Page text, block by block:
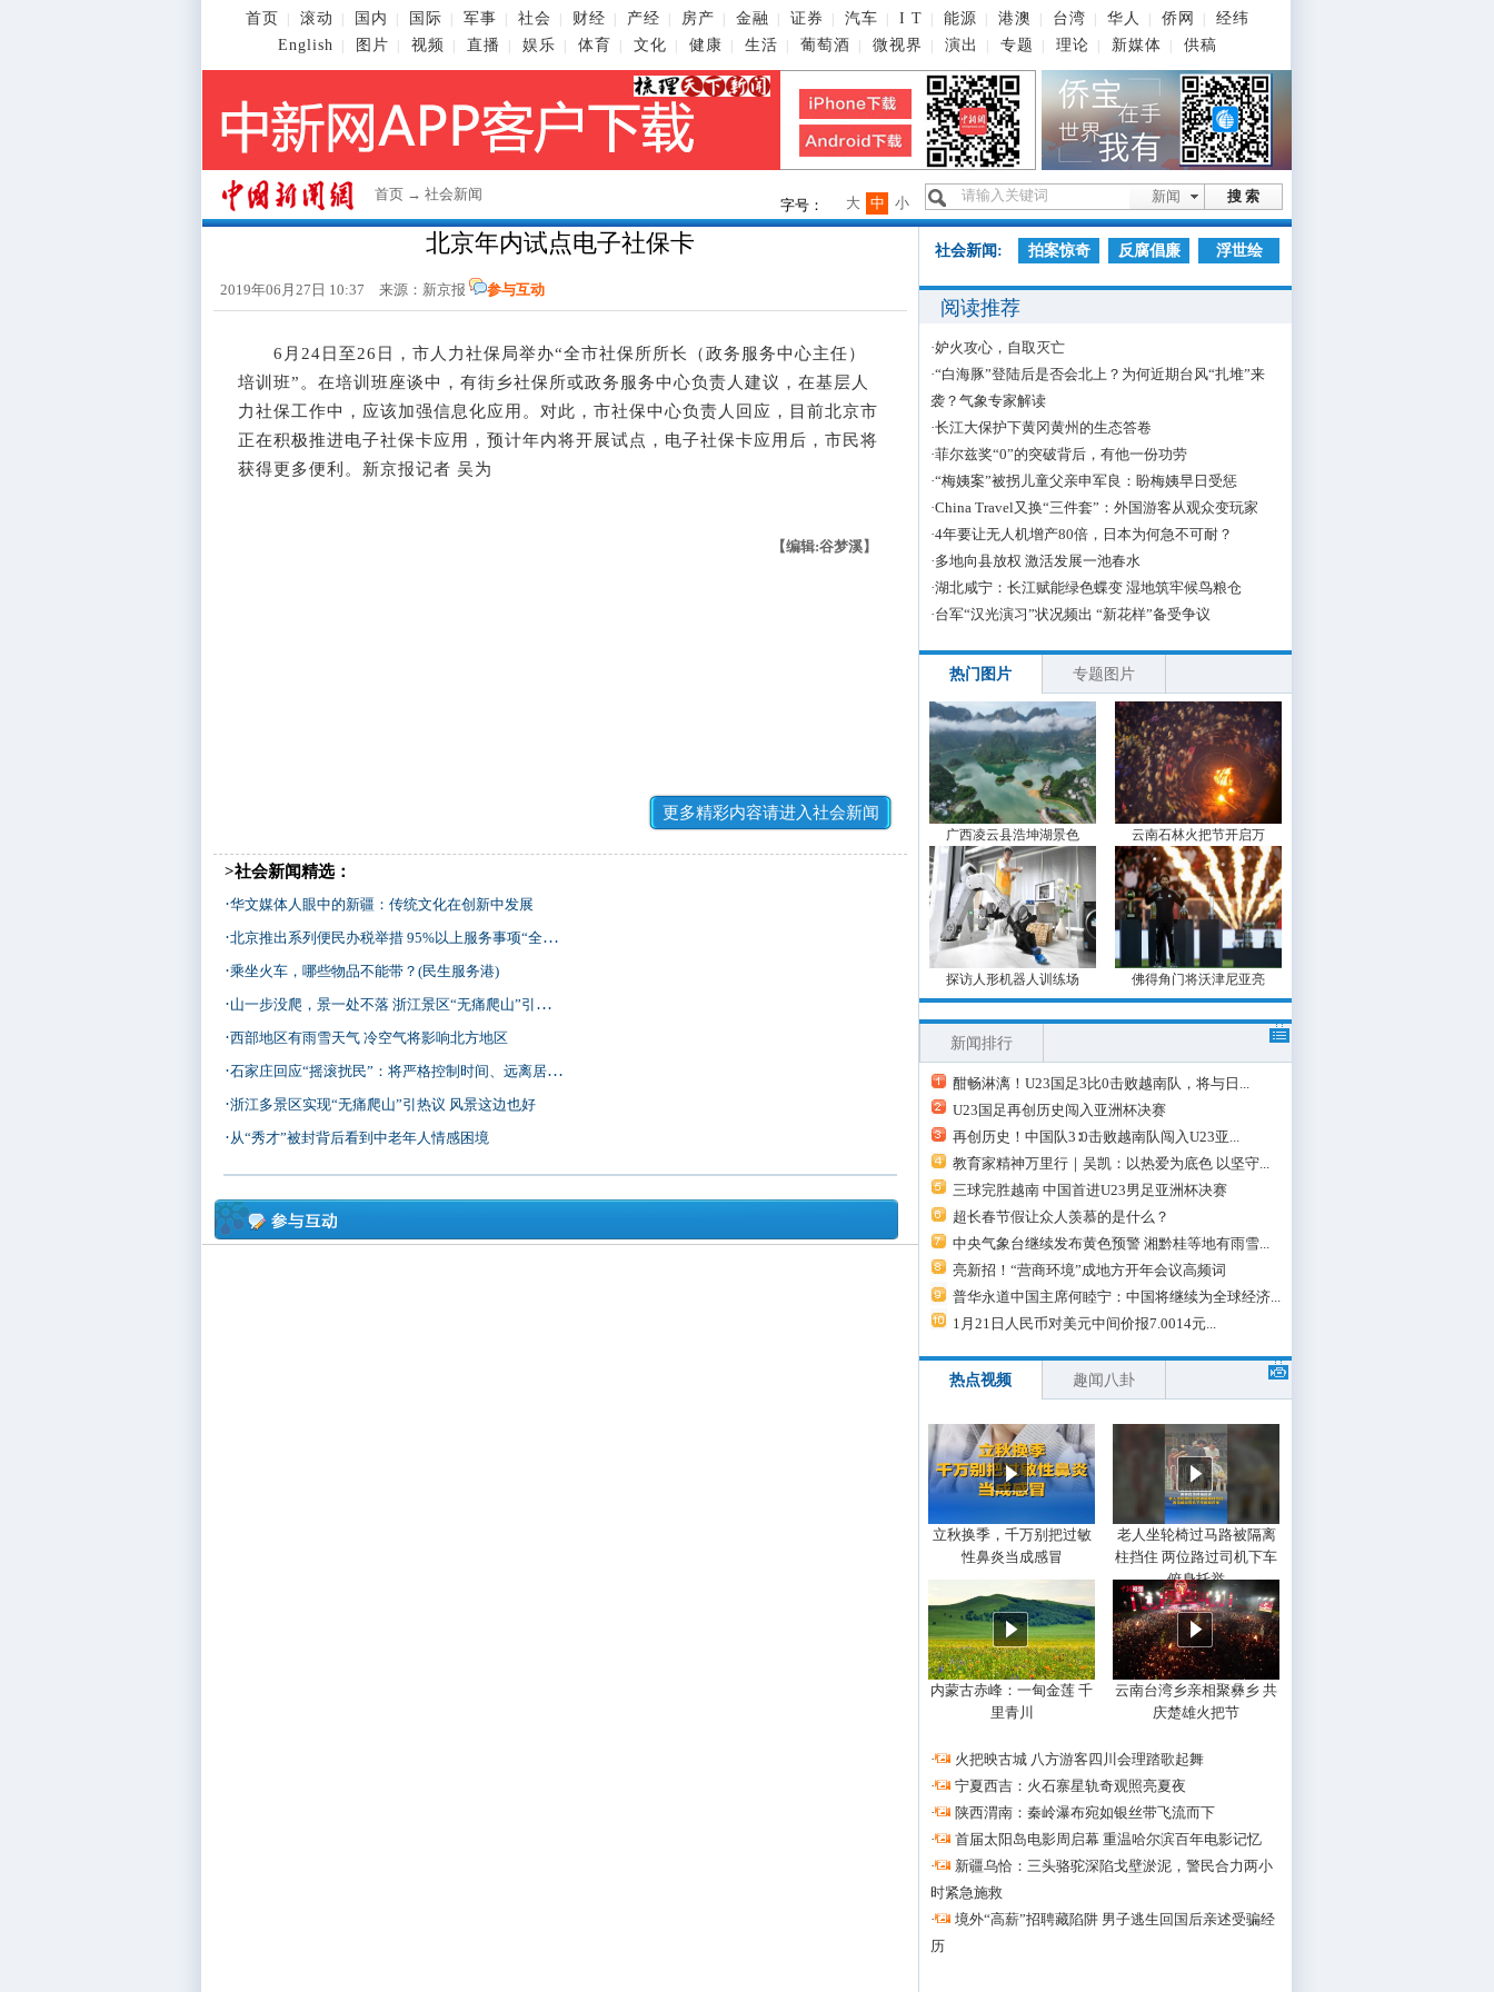
首页 滚动 国内 国际 军事 社会 财经 产经 房产 金融 证券 汽车 I T 能源 港澳 台湾 华人 侨网
经纬
English
图片 视频 直播 娱乐 体育 文化 健康 生活 葡萄酒 微视界 演出 专题 理论 新媒体 供稿
首页 → 社会新闻 搜 索
新闻
字号： 小
中
大
北京年内试点电子社保卡
2019年06月27日 10:37 来源：新京报 参与互动
6月24日至26日，市人力社保局举办“全市社保所所长（政务服务中心主任）
培训班”。在培训班座谈中，有街乡社保所或政务服务中心负责人建议，在基层人
力社保工作中，应该加强信息化应用。对此，市社保中心负责人回应，目前北京市
正在积极推进电子社保卡应用，预计年内将开展试点，电子社保卡应用后，市民将
获得更多便利。新京报记者 吴为
【编辑:谷梦溪】
更多精彩内容请进入社会新闻
>社会新闻精选：
·华文媒体人眼中的新疆：传统文化在创新中发展
·北京推出系列便民办税举措 95%以上服务事项“全程网办”
·乘坐火车，哪些物品不能带？(民生服务港)
·山一步没爬，景一处不落 浙江景区“无痛爬山”引热议
·西部地区有雨雪天气 冷空气将影响北方地区
·石家庄回应“摇滚扰民”：将严格控制时间、远离居民楼
·浙江多景区实现“无痛爬山”引热议 风景这边也好
· 从“秀才”被封背后看到中老年人情感困境
社会新闻: 拍案惊奇 反腐倡廉 浮世绘
阅读推荐
·妒火攻心，自取灭亡
·“白海豚”登陆后是否会北上？为何近期台风“扎堆”来
袭？气象专家解读
·长江大保护下黄冈黄州的生态答卷
·菲尔兹奖“0”的突破背后，有他一份功劳
·“梅姨案”被拐儿童父亲申军良：盼梅姨早日受惩
·China Travel又换“三件套”：外国游客从观众变玩家
·4年要让无人机增产80倍，日本为何急不可耐？
·多地向县放权 激活发展一池春水
·湖北咸宁：长江赋能绿色蝶变 湿地筑牢候鸟粮仓
·台军“汉光演习”状况频出 “新花样”备受争议
热门图片 专题图片
广西凌云县浩坤湖景色 云南石林火把节开启万
探访人形机器人训练场 佛得角门将沃津尼亚亮
新闻排行
酣畅淋漓！U23国足3比0击败越南队，将与日...
U23国足再创历史闯入亚洲杯决赛
再创历史！中国队3∶0击败越南队闯入U23亚...
教育家精神万里行｜吴凯：以热爱为底色 以坚守...
三球完胜越南 中国首进U23男足亚洲杯决赛
超长春节假让众人羡慕的是什么？
中央气象台继续发布黄色预警 湘黔桂等地有雨雪...
亮新招！“营商环境”成地方开年会议高频词
普华永道中国主席何睦宁：中国将继续为全球经济...
1月21日人民币对美元中间价报7.0014元...
热点视频 趣闻八卦
立秋换季，千万别把过敏
性鼻炎当成感冒
老人坐轮椅过马路被隔离
柱挡住 两位路过司机下车
俯身托举
内蒙古赤峰：一甸金莲 千
里青川
云南台湾乡亲相聚彝乡 共
庆楚雄火把节
·
火把映古城 八方游客四川会理踏歌起舞
·
宁夏西吉：火石寨星轨奇观照亮夏夜
·
陕西渭南：秦岭瀑布宛如银丝带飞流而下
·
首届太阳岛电影周启幕 重温哈尔滨百年电影记忆
·
新疆乌恰：三头骆驼深陷戈壁淤泥，警民合力两小
时紧急施救
·
境外“高薪”招聘藏陷阱 男子逃生回国后亲述受骗经
历